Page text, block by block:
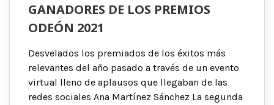
GANADORES DE LOS PREMIOS
ODEÓN 2021
Desvelados los premiados de los éxitos más
relevantes del año pasado a través de un evento
virtual lleno de aplausos que llegaban de las
redes sociales Ana Martínez Sánchez La segunda